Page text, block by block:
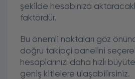
şekilde hesabınıza
faktördür.
Bu önemli noktaları göz
doğru takipçi panelini
hesaplarınızı daha hızlı
geniş kitlelere ulaşabilirsiniz.